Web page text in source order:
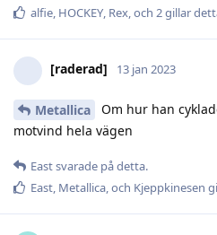
alfie HOCKEY Rex , och 2gillar
[raderad] 13 jan 2023
Metallica
Om hur han
motvind hela vägen
Eastsvarade på detta.
East, Metallica, och Kjeppkinesen